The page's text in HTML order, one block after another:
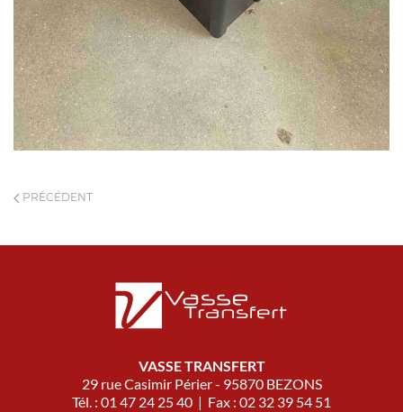
PRÉCÉDENT
VASSE TRANSFERT
29 rue Casimir Périer - 95870 BEZONS
Tél. : 01 47 24 25 40 | Fax : 02 32 39 54 51